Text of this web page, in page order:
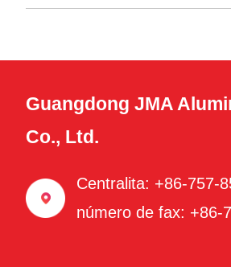
Guangdong JMA
Co., Ltd.
Centralita: +86-757-
número de fax: +86-